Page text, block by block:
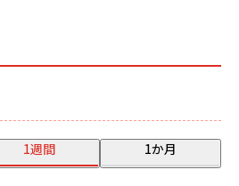
1週間 1か月